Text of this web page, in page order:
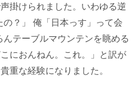
掛けられました。いわゆる逆
？」 俺「日本っす」って会
テーブルマウンテンを眺める
におんねん。これ。」と訳が
重な経験になりました。